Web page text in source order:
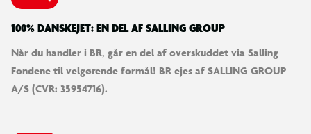
100% DANSKEJET: EN DEL AF SALLING GROUP
Når du handler i BR, går en del af overskuddet via Salling
Fondene til velgørende formål! BR ejes af SALLING GROUP
A/S (CVR: 35954716).